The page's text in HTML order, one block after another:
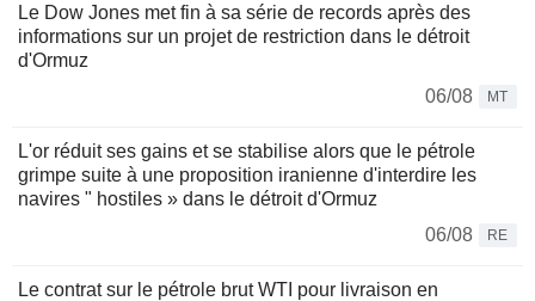
Le Dow Jones met fin à sa série de records après des
informations sur un projet de restriction dans le détroit
d'Ormuz
06/08
MT
L'or réduit ses gains et se stabilise alors que le pétrole
grimpe suite à une proposition iranienne d'interdire les
navires " hostiles » dans le détroit d'Ormuz
06/08
RE
Le contrat sur le pétrole brut WTI pour livraison en